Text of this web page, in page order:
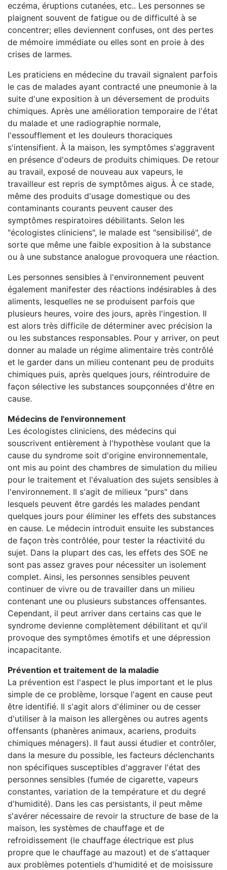
eczéma, éruptions cutanées, etc.. Les personnes se
plaignent souvent de fatigue ou de difficulté à se
concentrer; elles deviennent confuses, ont des pertes
de mémoire immédiate ou elles sont en proie à des
crises de larmes.
Les praticiens en médecine du travail signalent parfois
le cas de malades ayant contracté une pneumonie à la
suite d'une exposition à un déversement de produits
chimiques. Après une amélioration temporaire de l'état
du malade et une radiographie normale,
l'essoufflement et les douleurs thoraciques
s'intensifient. À la maison, les symptômes s'aggravent
en présence d'odeurs de produits chimiques. De retour
au travail, exposé de nouveau aux vapeurs, le
travailleur est repris de symptômes aigus. À ce stade,
même des produits d'usage domestique ou des
contaminants courants peuvent causer des
symptômes respiratoires débilitants. Selon les
"écologistes cliniciens", le malade est "sensibilisé", de
sorte que même une faible exposition à la substance
ou à une substance analogue provoquera une réaction.
Les personnes sensibles à l'environnement peuvent
également manifester des réactions indésirables à des
aliments, lesquelles ne se produisent parfois que
plusieurs heures, voire des jours, après l'ingestion. Il
est alors très difficile de déterminer avec précision la
ou les substances responsables. Pour y arriver, on peut
donner au malade un régime alimentaire très contrôlé
et le garder dans un milieu contenant peu de produits
chimiques puis, après quelques jours, réintroduire de
façon sélective les substances soupçonnées d'être en
cause.
Médecins de l'environnement
Les écologistes cliniciens, des médecins qui
souscrivent entièrement à l'hypothèse voulant que la
cause du syndrome soit d'origine environnementale,
ont mis au point des chambres de simulation du milieu
pour le traitement et l'évaluation des sujets sensibles à
l'environnement. Il s'agit de milieux "purs" dans
lesquels peuvent être gardés les malades pendant
quelques jours pour éliminer les effets des substances
en cause. Le médecin introduit ensuite les substances
de façon très contrôlée, pour tester la réactivité du
sujet. Dans la plupart des cas, les effets des SOE ne
sont pas assez graves pour nécessiter un isolement
complet. Ainsi, les personnes sensibles peuvent
continuer de vivre ou de travailler dans un milieu
contenant une ou plusieurs substances offensantes.
Cependant, il peut arriver dans certains cas que le
syndrome devienne complètement débilitant et qu'il
provoque des symptômes émotifs et une dépression
incapacitante.
Prévention et traitement de la maladie
La prévention est l'aspect le plus important et le plus
simple de ce problème, lorsque l'agent en cause peut
être identifié. Il s'agit alors d'éliminer ou de cesser
d'utiliser à la maison les allergènes ou autres agents
offensants (phanères animaux, acariens, produits
chimiques ménagers). Il faut aussi étudier et contrôler,
dans la mesure du possible, les facteurs déclenchants
non spécifiques susceptibles d'aggraver l'état des
personnes sensibles (fumée de cigarette, vapeurs
constantes, variation de la température et du degré
d'humidité). Dans les cas persistants, il peut même
s'avérer nécessaire de revoir la structure de base de la
maison, les systèmes de chauffage et de
refroidissement (le chauffage électrique est plus
propre que le chauffage au mazout) et de s'attaquer
aux problèmes potentiels d'humidité et de moisissure